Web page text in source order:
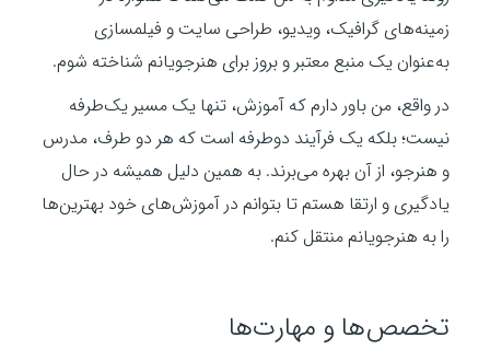
زمینه‌های گرافیک، ویدیو، طراحی سایت و فیلمسازی
به‌عنوان یک منبع معتبر و بروز برای هنرجویانم شناخته شوم.
در واقع، من باور دارم که آموزش، تنها یک مسیر یک‌طرفه
نیست؛ بلکه یک فرآیند دوطرفه است که هر دو طرف، مدرس
و هنرجو، از آن بهره می‌برند. به همین دلیل همیشه در حال
یادگیری و ارتقا هستم تا بتوانم در آموزش‌های خود بهترین‌ها
را به هنرجویانم منتقل کنم.
تخصص‌ها و مهارت‌ها